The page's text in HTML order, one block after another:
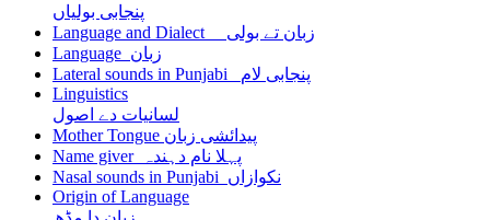
پنجابی بولیاں
Language and Dialect زبان تے بولی
Language زبان
Lateral sounds in Punjabi پنجابی لام
Linguistics
لسانیات دے اصول
Mother Tongue پیدائشی زبان
Name giver پہلا نام دہندہ
Nasal sounds in Punjabi نکوازاں
Origin of Language